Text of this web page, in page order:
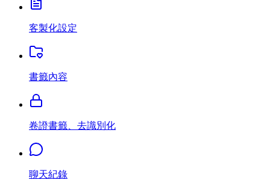
客製化設定
書籤內容
卷證書籤、去識別化
聊天紀錄